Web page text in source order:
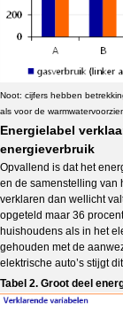
Noot: cijfers hebben
als voor de
Energielabel
energieverbruik
Opvallend is dat het
en de samenstelling van
verklaren dan wellicht
opgeteld maar 36
huishoudens als in het
gehouden met de
elektrische auto’s stijgt
Tabel 2. Groot deel